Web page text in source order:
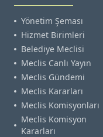
Yönetim Şeması
Hizmet Birimleri
Belediye Meclisi
Meclis Canlı Yayın
Meclis Gündemi
Meclis Kararları
Meclis Komisyonları
Meclis Komisyon
Kararları